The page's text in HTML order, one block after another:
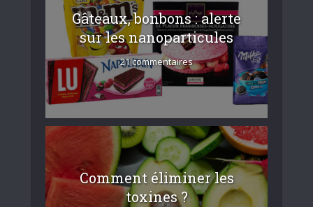
Gâteaux, bonbons : alerte
sur les nanoparticules
21 commentaires
Comment éliminer les
toxines ?